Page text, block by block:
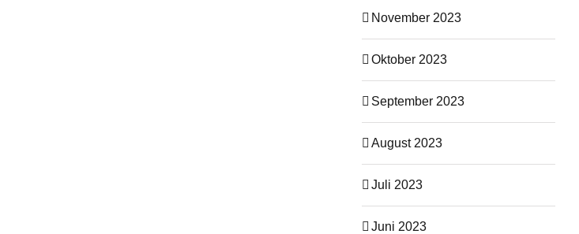
November 2023
Oktober 2023
September 2023
August 2023
Juli 2023
Juni 2023